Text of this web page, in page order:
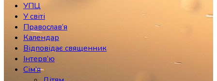
УПЦ
У світі
Православ’я
Календар
Відповідає священник
Інтерв’ю
Сім’я